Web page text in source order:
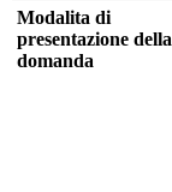
Modalita di
presentazione della
domanda